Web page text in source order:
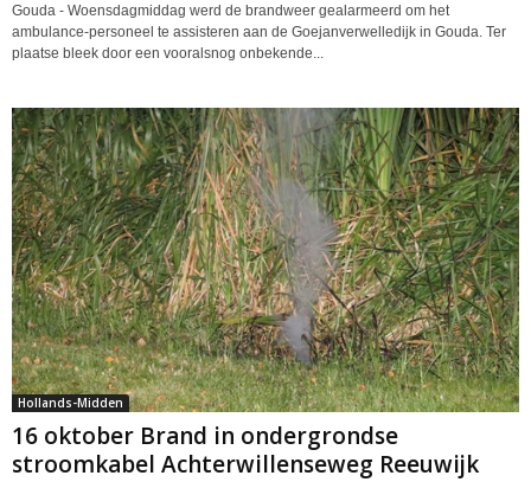
Gouda - Woensdagmiddag werd de brandweer gealarmeerd om het
ambulance-personeel te assisteren aan de Goejanverwelledijk in Gouda. Ter
plaatse bleek door een vooralsnog onbekende...
Hollands-Midden
16 oktober Brand in ondergrondse
stroomkabel Achterwillenseweg Reeuwijk